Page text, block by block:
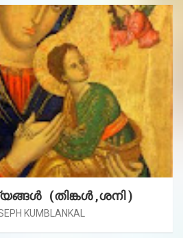
(തിങ്കൾ ,ശനി )
KUMBLANKAL